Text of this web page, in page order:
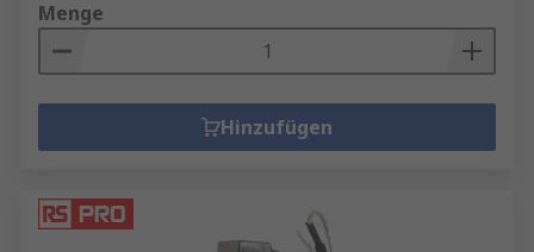
Menge
Hinzufügen